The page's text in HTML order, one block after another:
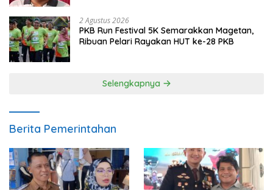
2 Agustus 2026
PKB Run Festival 5K Semarakkan Magetan,
Ribuan Pelari Rayakan HUT ke-28 PKB
Selengkapnya
Berita Pemerintahan